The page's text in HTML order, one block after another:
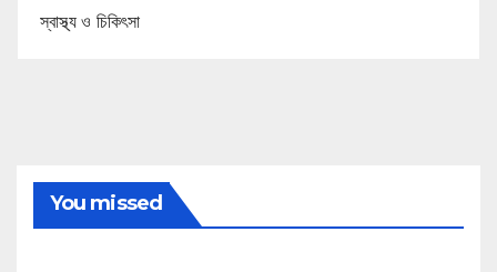
স্বাস্থ্য ও চিকিৎসা
You missed